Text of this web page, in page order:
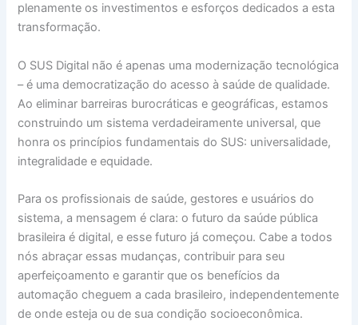
plenamente os investimentos e esforços dedicados a esta
transformação.
O SUS Digital não é apenas uma modernização tecnológica
– é uma democratização do acesso à saúde de qualidade.
Ao eliminar barreiras burocráticas e geográficas, estamos
construindo um sistema verdadeiramente universal, que
honra os princípios fundamentais do SUS: universalidade,
integralidade e equidade.
Para os profissionais de saúde, gestores e usuários do
sistema, a mensagem é clara: o futuro da saúde pública
brasileira é digital, e esse futuro já começou. Cabe a todos
nós abraçar essas mudanças, contribuir para seu
aperfeiçoamento e garantir que os benefícios da
automação cheguem a cada brasileiro, independentemente
de onde esteja ou de sua condição socioeconômica.